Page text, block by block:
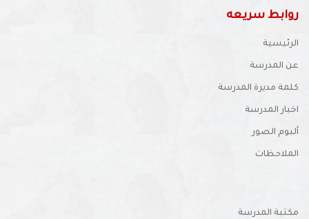
روابط سريعه
الرئيسية
عن المدرسة
كلمة مديرة المدرسة
اخبار المدرسة
ألبوم الصور
الملاحظات
مكتبة المدرسة